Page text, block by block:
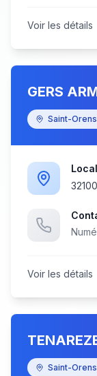
Voir les détails
GERS
Saint-
Voir les détails
Saint-